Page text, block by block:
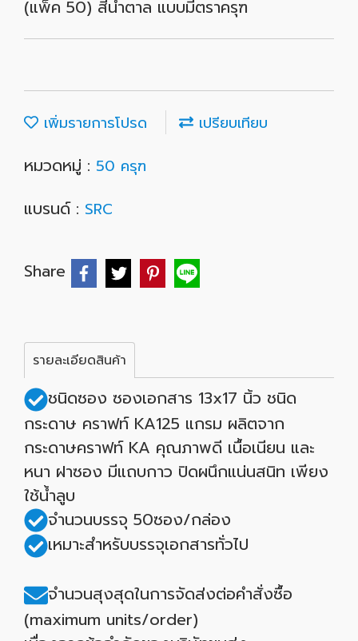
(แพ็ค 50) สีน้ำตาล แบบมีตราครุฑ
เพิ่มรายการโปรด เปรียบเทียบ
หมวดหมู่ : 50 ครุฑ
แบรนด์ : SRC
Share
รายละเอียดสินค้า
ชนิดซอง ซองเอกสาร 13x17 นิ้ว ชนิด
กระดาษ คราฟท์ KA125 แกรม ผลิตจาก
กระดาษคราฟท์ KA คุณภาพดี เนื้อเนียน และ
หนา ฝาซอง มีแถบกาว ปิดผนึกแน่นสนิท เพียง
ใช้น้ำลูบ
จำนวนบรรจุ 50ซอง/กล่อง
เหมาะสำหรับบรรจุเอกสารทั่วไป
จำนวนสุงสุดในการจัดส่งต่อคำสั่งซื้อ
(maximum units/order)